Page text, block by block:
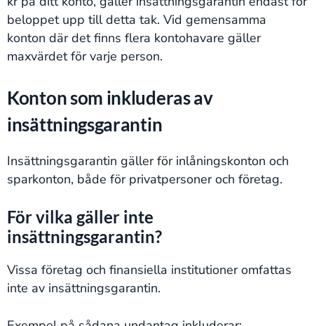
beloppet upp till detta tak. Vid gemensamma
konton där det finns flera kontohavare gäller
maxvärdet för varje person.
Konton som inkluderas av
insättningsgarantin
Insättningsgarantin gäller för inlåningskonton och
sparkonton, både för privatpersoner och företag.
För vilka gäller inte
insättningsgarantin?
Vissa företag och finansiella institutioner omfattas
inte av insättningsgarantin.